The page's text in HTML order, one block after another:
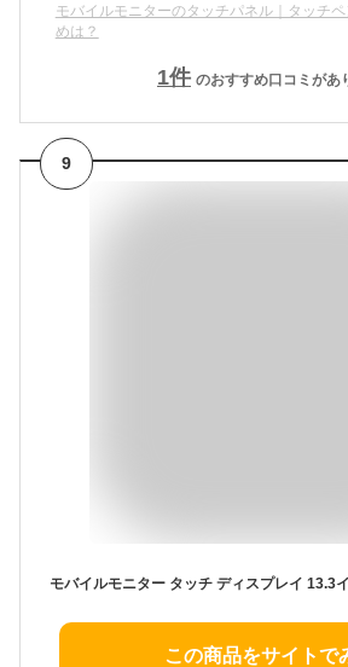
モバイルモニターのタッチパネル｜タッチ
めは？
1件 のおすすめ口コミがあ
9
この商品をサイトで